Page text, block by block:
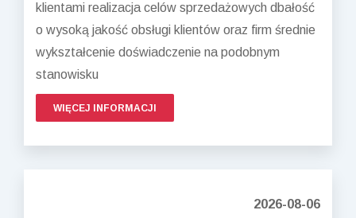
klientami realizacja celów sprzedażowych dbałość
o wysoką jakość obsługi klientów oraz firm średnie
wykształcenie doświadczenie na podobnym
stanowisku
WIĘCEJ INFORMACJI
2026-08-06